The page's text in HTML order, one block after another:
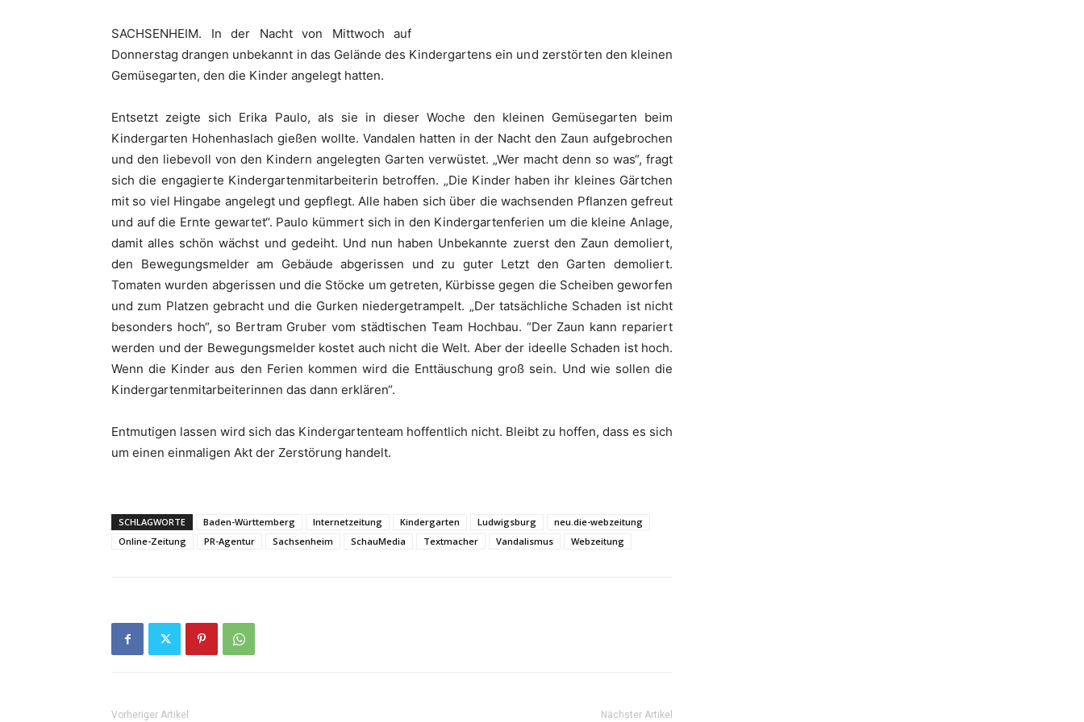
SACHSENHEIM. In der Nacht von Mittwoch auf
Donnerstag drangen unbekannt in das Gelände des Kindergartens ein und zerstörten den kleinen
Gemüsegarten, den die Kinder angelegt hatten.
Entsetzt zeigte sich Erika Paulo, als sie in dieser Woche den kleinen Gemüsegarten beim
Kindergarten Hohenhaslach gießen wollte. Vandalen hatten in der Nacht den Zaun aufgebrochen
und den liebevoll von den Kindern angelegten Garten verwüstet. „Wer macht denn so was“, fragt
sich die engagierte Kindergartenmitarbeiterin betroffen. „Die Kinder haben ihr kleines Gärtchen
mit so viel Hingabe angelegt und gepflegt. Alle haben sich über die wachsenden Pflanzen gefreut
und auf die Ernte gewartet“. Paulo kümmert sich in den Kindergartenferien um die kleine Anlage,
damit alles schön wächst und gedeiht. Und nun haben Unbekannte zuerst den Zaun demoliert,
den Bewegungsmelder am Gebäude abgerissen und zu guter Letzt den Garten demoliert.
Tomaten wurden abgerissen und die Stöcke um getreten, Kürbisse gegen die Scheiben geworfen
und zum Platzen gebracht und die Gurken niedergetrampelt. „Der tatsächliche Schaden ist nicht
besonders hoch“, so Bertram Gruber vom städtischen Team Hochbau. “Der Zaun kann repariert
werden und der Bewegungsmelder kostet auch nicht die Welt. Aber der ideelle Schaden ist hoch.
Wenn die Kinder aus den Ferien kommen wird die Enttäuschung groß sein. Und wie sollen die
Kindergartenmitarbeiterinnen das dann erklären“.
Entmutigen lassen wird sich das Kindergartenteam hoffentlich nicht. Bleibt zu hoffen, dass es sich
um einen einmaligen Akt der Zerstörung handelt.
SCHLAGWORTE Baden-Württemberg Internetzeitung Kindergarten Ludwigsburg
neu.die-webzeitung
Online-Zeitung
PR-Agentur Sachsenheim SchauMedia Textmacher Vandalismus Webzeitung
Vorheriger Artikel Nächster Artikel